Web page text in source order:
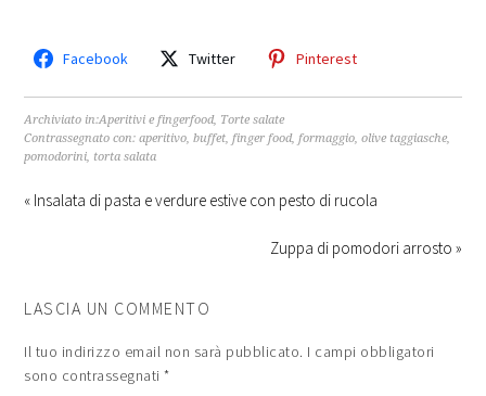
Facebook Twitter Pinterest
Archiviato in:Aperitivi e fingerfood, Torte salate
Contrassegnato con:aperitivo,buffet,finger food,formaggio,olive taggiasche,
pomodorini, torta salata
« Insalata di pasta e verdure estive con pesto di rucola
Zuppa di pomodori arrosto »
LASCIA UN COMMENTO
Il tuo indirizzo email non sarà pubblicato. I campi obbligatori
sono contrassegnati*